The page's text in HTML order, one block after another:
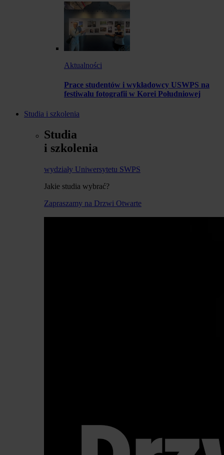
Aktualności
Prace studentów i wykładowcy USWPS na
festiwalu fotografii w Korei Południowej
Studia i szkolenia
Studia
i szkolenia
wydziały Uniwersytetu SWPS
Jakie studia wybrać?
Zapraszamy na Drzwi Otwarte